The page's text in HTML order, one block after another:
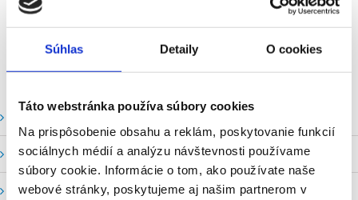
Súhlas Detaily O cookies
Táto webstránka používa súbory cookies
Na prispôsobenie obsahu a reklám, poskytovanie funkcií
sociálnych médií a analýzu návštevnosti používame
súbory cookie. Informácie o tom, ako používate naše
webové stránky, poskytujeme aj našim partnerom v
Vodné stavy a prietoky SHMU
Stavy a prietoky SVP, š. p.
Mapový portál